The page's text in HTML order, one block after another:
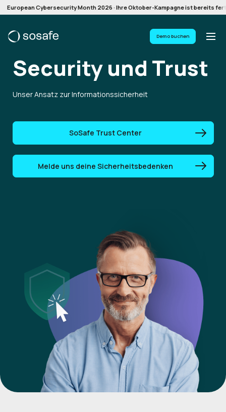
European Cybersecurity Month 2026 · Ihre Oktober-Kampagne ist bereits
Demo buchen
Securityund Trust
Unser Ansatz zur Informationssicherheit
SoSafe Trust Center
Melde uns deine Sicherheitsbedenken